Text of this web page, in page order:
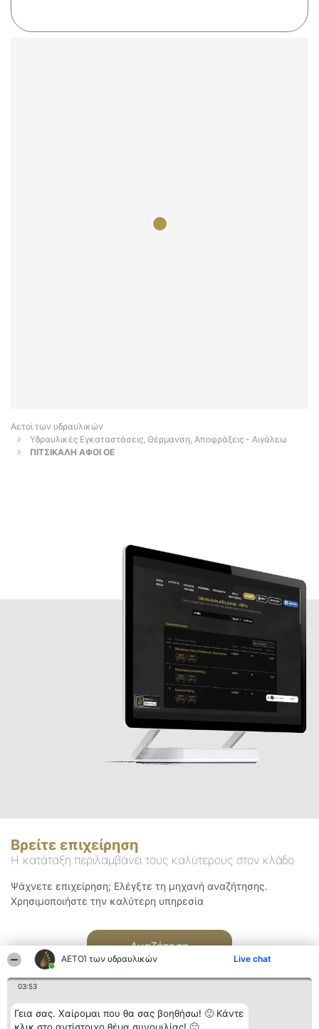
ΑΕΤΟΊ των υδραυλικών Live chat
03:53
Γεια σας. Χαίρομαι που θα σας βοηθήσω! 🙂 Κάντε
Αετοί των υδραυλικών
Υδραυλικές Εγκαταστάσεις, Θέρμανση, Αποφράξεις - Αιγάλεω
ΠΙΤΣΙΚΑΛΗ ΑΦΟΙ ΟΕ
Βρείτε επιχείρηση
Η κατάταξη περιλαμβάνει τους καλύτερους στον κλάδο
Ψάχνετε επιχείρηση; Ελέγξτε τη μηχανή αναζήτησης.
Χρησιμοποιήστε την καλύτερη υπηρεσία
Αναζήτηση